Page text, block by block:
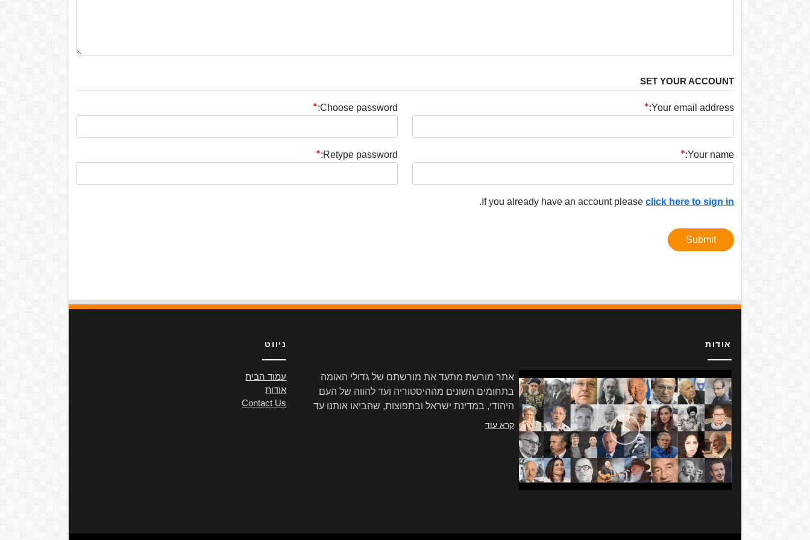
SET YOUR ACCOUNT
Your email address:
Your name:
Choose password:
Retype password:
If you already have an account please click here to sign in
.
Submit
אודות
אתר מורשת מתעד את מורשתם של גדולי האומה
בתחומים השונים מההיסטוריה ועד להווה של העם
היהודי, במדינת ישראל ובתפוצות, שהביאו אותנו עד
קרא עוד
ניווט
עמוד הבית
אודות
Contact Us